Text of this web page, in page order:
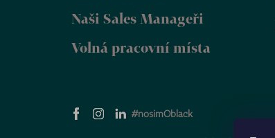
Naši Sales Manageři
Volná pracovní místa
#nosimOblack